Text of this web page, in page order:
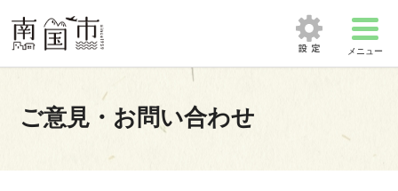
メニュー
ご意見・お問い合わせ